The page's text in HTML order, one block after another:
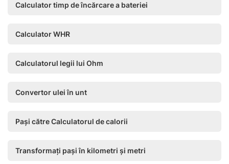
Calculator timp de încărcare a bateriei
Calculator WHR
Calculatorul legii lui Ohm
Convertor ulei în unt
Pași către Calculatorul de calorii
Transformați pași în kilometri și metri